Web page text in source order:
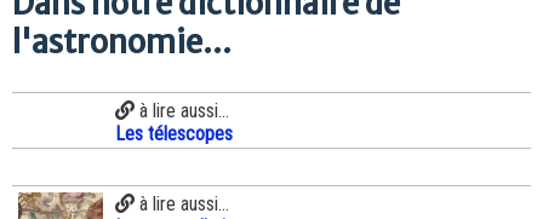
l'astronomie...
à lire aussi...
Les télescopes
à lire aussi...